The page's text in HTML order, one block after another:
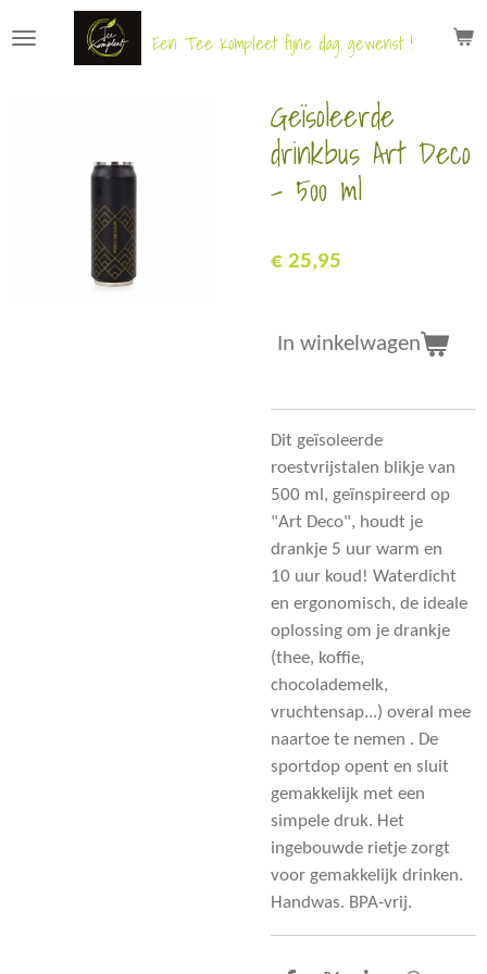
direct
Een Tee Kompleet fijne dag gewenst !
Geïsoleerde
drinkbus Art Deco
- 500 ml
€ 25,95
In winkelwagen
Dit geïsoleerde
roestvrijstalen blikje van
500 ml, geïnspireerd op
"Art Deco", houdt je
drankje 5 uur warm en
10 uur koud! Waterdicht
en ergonomisch, de ideale
oplossing om je drankje
(thee, koffie,
chocolademelk,
vruchtensap...) overal mee
naartoe te nemen . De
sportdop opent en sluit
gemakkelijk met een
simpele druk. Het
ingebouwde rietje zorgt
voor gemakkelijk drinken.
Handwas. BPA-vrij.